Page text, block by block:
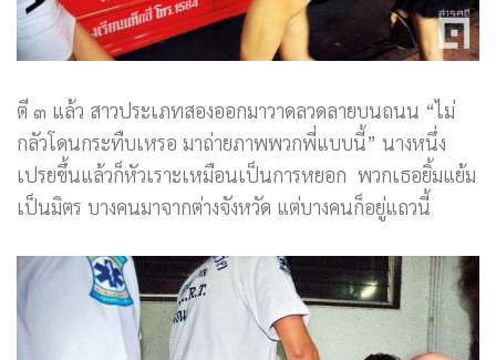
ตี ๓ แล้ว สาวประเภทสองออกมาวาดลวดลายบนถนน “ไม่
กลัวโดนกระทืบเหรอ มาถ่ายภาพพวกพี่แบบนี้” นางหนึ่ง
เปรยขึ้นแล้วก็หัวเราะเหมือนเป็นการหยอก พวกเธอยิ้มแย้ม
เป็นมิตร บางคนมาจากต่างจังหวัด แต่บางคนก็อยู่แถวนี้